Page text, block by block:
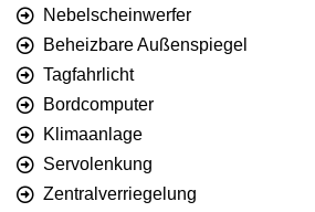
Nebelscheinwerfer
Beheizbare Außenspiegel
Tagfahrlicht
Bordcomputer
Klimaanlage
Servolenkung
Zentralverriegelung